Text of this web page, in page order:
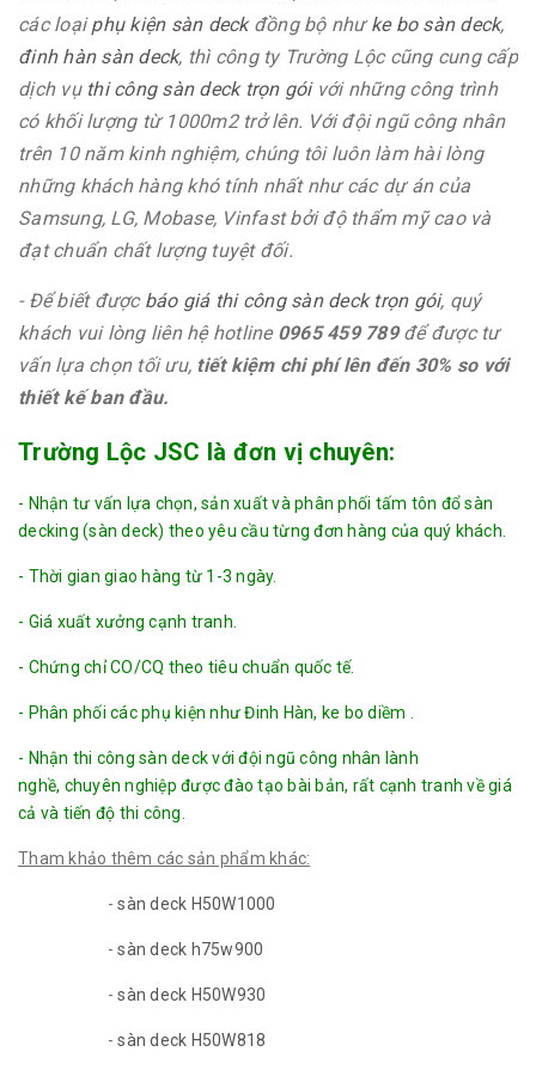
các loạiphụ kiện sàn deckđồng bộ nhưke bo sàn deck,
đinh hàn sàn deck, thì công ty Trường Lộc cũng cung cấp
dịch vụ thi công sàn deck trọn góivới những công trình
có khối lượng từ 1000m2 trở lên. Với đội ngũ công nhân
trên 10 năm kinh nghiệm, chúng tôi luôn làm hài lòng
những khách hàng khó tính nhất như các dự án của
Samsung, LG, Mobase, Vinfast bởi độ thẩm mỹ cao và
đạt chuẩn chất lượng tuyệt đối.
- Để biết được báo giá thi công sàn deck trọn gói, quý
khách vui lòng liên hệ hotline 0965 459 789để được tư
vấn lựa chọn tối ưu, tiết kiệm chi phí lên đến 30% so với
thiết kế ban đầu.
Trường Lộc JSC là đơn vị chuyên:
- Nhận tư vấn lựa chọn, sản xuất và phân phối tấm tôn đổ sàn
decking (sàn deck) theo yêu cầu từng đơn hàng của quý khách.
- Thời gian giao hàng từ 1-3 ngày.
- Giá xuất xưởng cạnh tranh.
- Chứng chỉ CO/CQ theo tiêu chuẩn quốc tế.
- Phân phối các phụ kiện như Đinh Hàn, ke bo diềm .
- Nhận thi công sàn deck với đội ngũ công nhân lành
nghề, chuyên nghiệp được đào tạo bài bản, rất cạnh tranh về giá
cả và tiến độ thi công.
Tham khảo thêm các sản phẩm khác:
-sàn deck H50W1000
-sàn deck h75w900
-sàn deck H50W930
-sàn deck H50W818